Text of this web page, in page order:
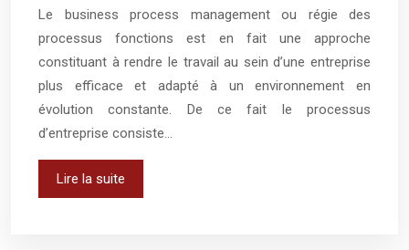
Le business process management ou régie des
processus fonctions est en fait une approche
constituant à rendre le travail au sein d’une entreprise
plus efficace et adapté à un environnement en
évolution constante. De ce fait le processus
d’entreprise consiste…
Lire la suite